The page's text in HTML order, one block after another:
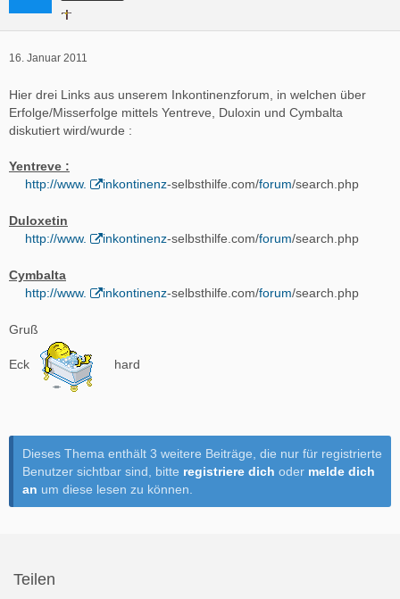
16. Januar 2011
Hier drei Links aus unserem Inkontinenzforum, in welchen über
Erfolge/Misserfolge mittels Yentreve, Duloxin und Cymbalta
diskutiert wird/wurde :
Yentreve :
http://www.
inkontinenz-selbsthilfe.com/forum/search.php
Duloxetin
http://www.
inkontinenz-selbsthilfe.com/forum/search.php
Cymbalta
http://www.
inkontinenz-selbsthilfe.com/forum/search.php
Gruß
Eck hard
Dieses Thema enthält 3 weitere Beiträge, die nur für registrierte
Benutzer sichtbar sind, bitte registriere dich oder melde dich
an um diese lesen zu können.
Teilen